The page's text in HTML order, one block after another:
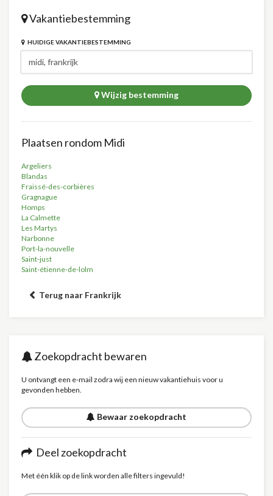
Vakantiebestemming
HUIDIGE VAKANTIEBESTEMMING
Wijzig bestemming
Plaatsen rondom Midi
Argeliers
Blandas
Fraissé-des-corbières
Gragnague
Homps
La Calmette
Les Martys
Narbonne
Port-la-nouvelle
Saint-just
Saint-étienne-de-lolm
Terug naar Frankrijk
Zoekopdracht bewaren
U ontvangt een e-mail zodra wij een nieuw vakantiehuis voor u
gevonden hebben.
Bewaar zoekopdracht
Deel zoekopdracht
Met één klik op de link worden alle filters ingevuld!